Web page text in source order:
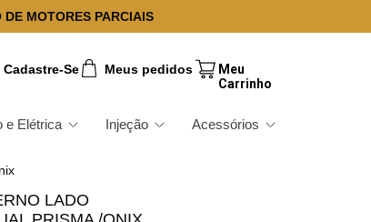
DE MOTORES PARCIAIS
Cadastre-Se Meus pedidos
e Elétrica Injeção Acessórios
LADO